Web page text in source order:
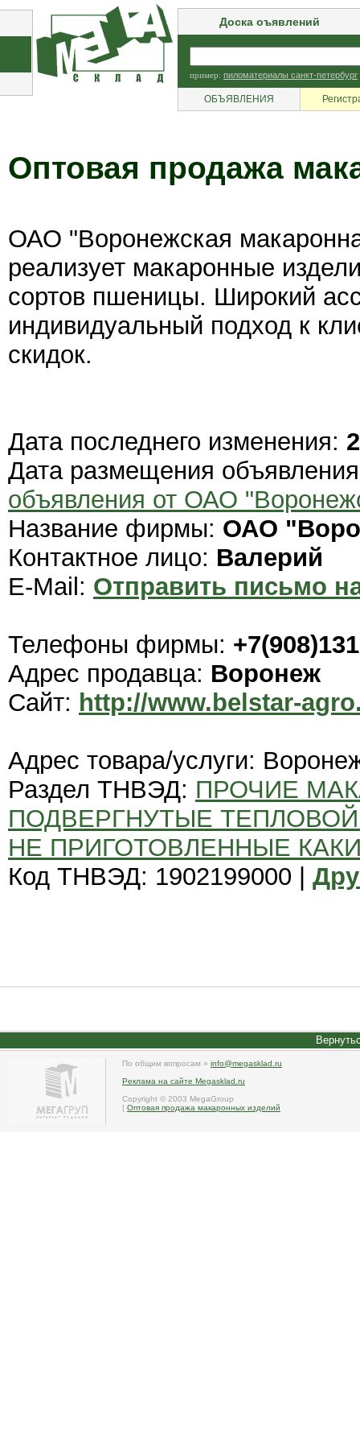
Доска оъявлений
пример: пиломатериалы санкт-петербург
ОБЪЯВЛЕНИЯ
Оптовая продажа
ОАО "Воронежская
реализует макаронные
сортов пшеницы. Широкий
индивидуальный подход к
скидок.
Дата последнего изменения:
Дата размещения
объявления от ОАО
Название фирмы: ОАО
Контактное лицо: Валерий
E-Mail: Отправить письмо
Телефоны фирмы:
Адрес продавца: Воронеж
Сайт: http://www.belstar-
Адрес товара/услуги:
Раздел ТНВЭД: ПРОЧИЕ
ПОДВЕРГНУТЫЕ
НЕ ПРИГОТОВЛЕННЫЕ
Код ТНВЭД: 1902199000 |
По общим вопросам » info@megasklad.ru
Реклама на сайте Megasklad.ru
Copyright © 2003 MegaGroup
| Оптовая продажа макаронных изделий